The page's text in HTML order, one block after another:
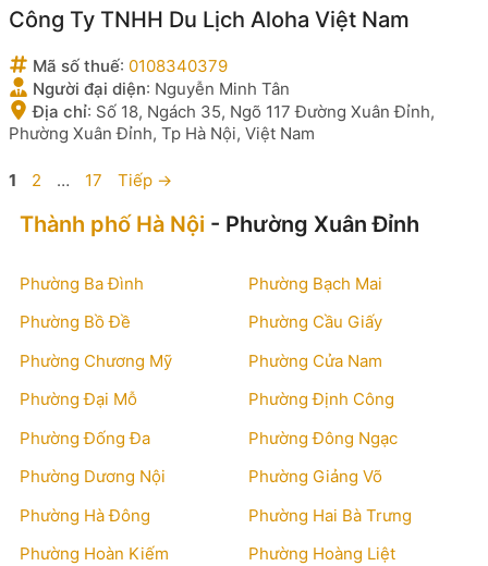
Công Ty TNHH Du Lịch Aloha Việt Nam
Mã số thuế: 0108340379
Người đại diện: Nguyễn Minh Tân
Địa chỉ: Số 18, Ngách 35, Ngõ 117 Đường Xuân Đỉnh,
Phường Xuân Đỉnh, Tp Hà Nội, Việt Nam
Trang
1 Trang
2 … Trang
17 Tiếp →
Thành phố Hà Nội - Phường Xuân Đỉnh
Phường Ba Đình
Phường Bạch Mai
Phường Bồ Đề
Phường Cầu Giấy
Phường Chương Mỹ
Phường Cửa Nam
Phường Đại Mỗ
Phường Định Công
Phường Đống Đa
Phường Đông Ngạc
Phường Dương Nội
Phường Giảng Võ
Phường Hà Đông
Phường Hai Bà Trưng
Phường Hoàn Kiếm
Phường Hoàng Liệt